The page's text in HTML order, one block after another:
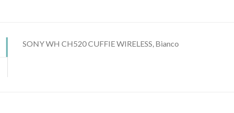
SONY WH CH520 CUFFIE WIRELESS, Bianco